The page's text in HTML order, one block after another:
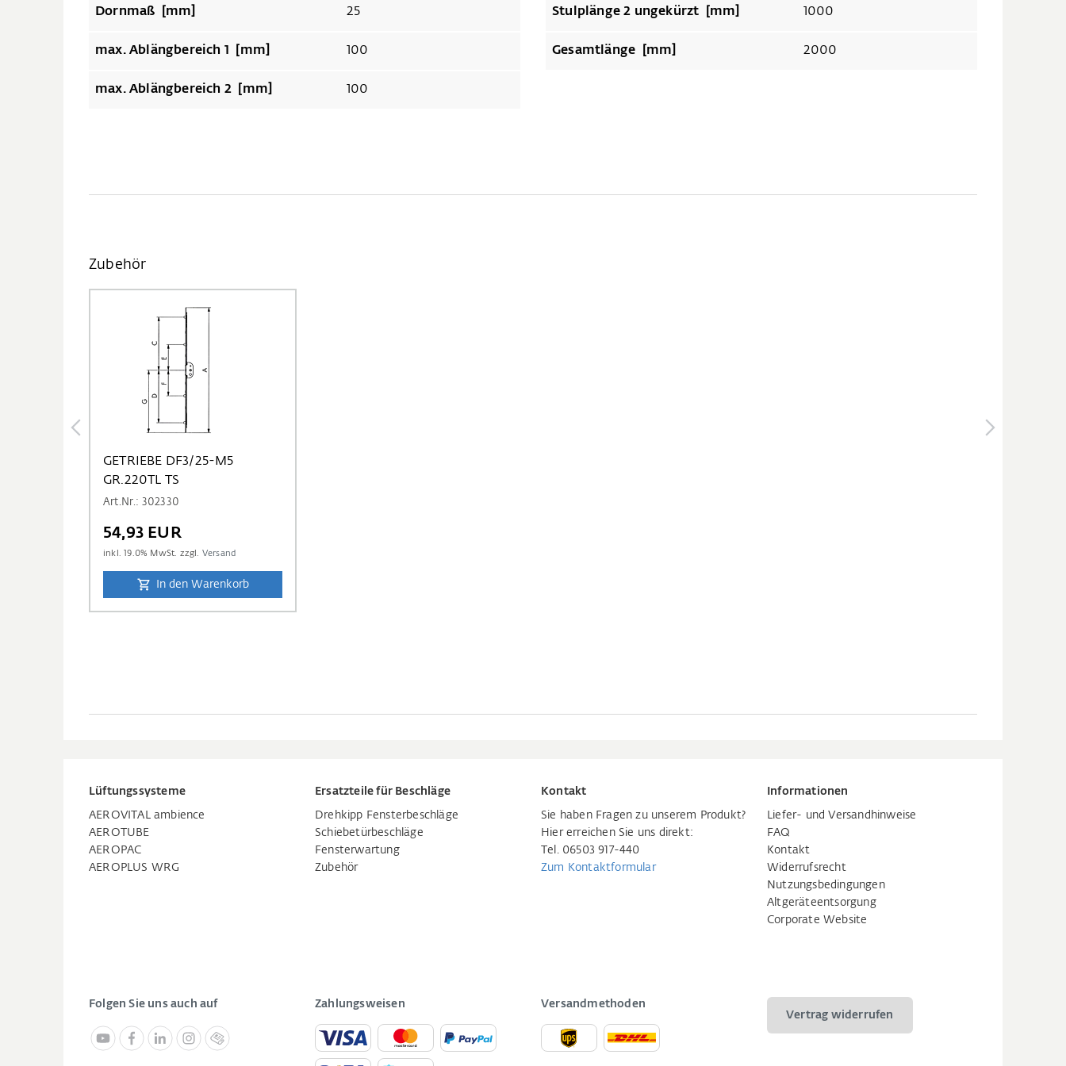
Dornmaß [mm] 25
max. Ablängbereich 1 [mm] 100
max. Ablängbereich 2 [mm] 100
Stulplänge 2 ungekürzt [mm] 1000
Gesamtlänge [mm] 2000
Zubehör
GETRIEBE DF3/25-M5
GR.220TL TS
Art.Nr.: 302330
54,93 EUR
inkl.19.0% MwSt. zzgl. Versand
In den Warenkorb
Lüftungssysteme
AEROVITAL ambience
AEROTUBE
AEROPAC
AEROPLUS WRG
Ersatzteile für Beschläge
Drehkipp Fensterbeschläge
Schiebetürbeschläge
Fensterwartung
Zubehör
Kontakt
Sie haben Fragen zu unserem Produkt?
Hier erreichen Sie uns direkt:
Tel. 06503 917-440
Zum Kontaktformular
Informationen
Liefer- und Versandhinweise
FAQ
Kontakt
Widerrufsrecht
Nutzungsbedingungen
Altgeräteentsorgung
Corporate Website
Folgen Sie uns auch auf Zahlungsweisen
Versandmethoden
Vertrag widerrufen